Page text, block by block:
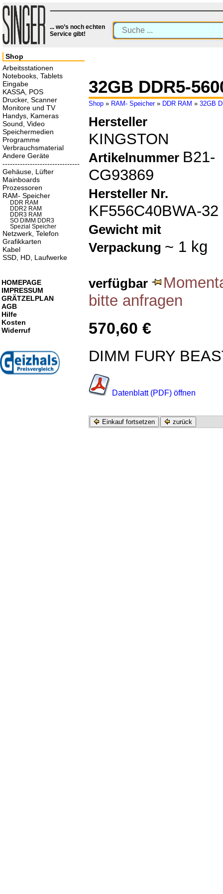
... wo’s noch echten
Service gibt!
32GB DDR5-
Shop » RAM- Speicher» DDR RAM » 32GB
Hersteller
KINGSTON
Artikelnummer B21-
CG93869
Hersteller Nr.
KF556C40BWA-32
Gewicht mit
Verpackung ~ 1 kg
verfügbar
bitte anfragen
570,60 €
DIMM FURY
Datenblatt (PDF) öffnen
Einkauf fortsetzen zurück
Shop
Arbeitsstationen
Notebooks, Tablets
Eingabe
KASSA, POS
Drucker, Scanner
Monitore und TV
Handys, Kameras
Sound, Video
Speichermedien
Programme
Verbrauchsmaterial
Andere Geräte
-------------------------------
Gehäuse, Lüfter
Mainboards
Prozessoren
RAM- Speicher
DDR RAM
DDR2 RAM
DDR3 RAM
SO DIMM DDR3
Spezial Speicher
Netzwerk, Telefon
Grafikkarten
Kabel
SSD, HD, Laufwerke
HOMEPAGE
IMPRESSUM
GRÄTZELPLAN
AGB
Hilfe
Kosten
Widerruf